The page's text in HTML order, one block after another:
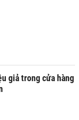
giả trong cửa hàng